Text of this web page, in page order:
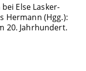
Else Lasker-
Hermann (Hgg.):
20. Jahrhundert.